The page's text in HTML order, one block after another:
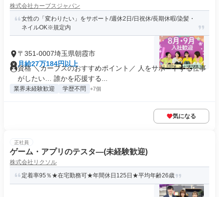
株式会社カーブスジャパン
女性の「変わりたい」をサポート/週休2日/日祝休/長期休暇/染髪・
ネイルOK※規定内
〒351-0007埼玉県朝霞市
月給27万184円以上
資格 ＼カーブスのおすすめポイント／ 人をサポートする仕事
がしたい… 誰かを応援する...
業界未経験歓迎 学歴不問 +7個
気になる
正社員
ゲーム・アプリのテスタ―(未経験歓迎)
株式会社リクソル
定着率95％★在宅勤務可★年間休日125日★平均年齢26歳